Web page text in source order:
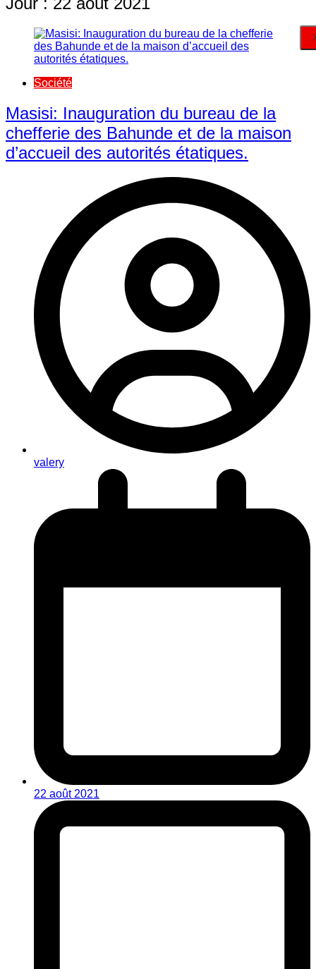
Société
Masisi: Inauguration du bureau de la
chefferie des Bahunde et de la maison
d’accueil des autorités étatiques.
valery
22 août 2021